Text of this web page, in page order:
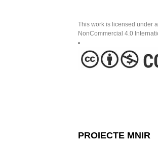
This work is licensed under
NonCommercial 4.0
PROIECTE MNIR